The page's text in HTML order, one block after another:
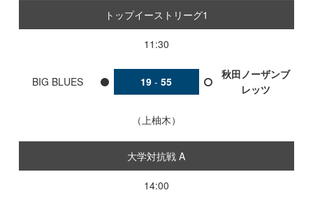
トップイーストリーグ1
11:30
BIG BLUES 19 - 55
秋田ノーザンブ
レッツ
上柚木
大学対抗戦 A
14:00